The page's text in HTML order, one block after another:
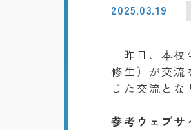
2025.03.19
昨日、本校
修生）が交
じた交流と
参考ウェブ